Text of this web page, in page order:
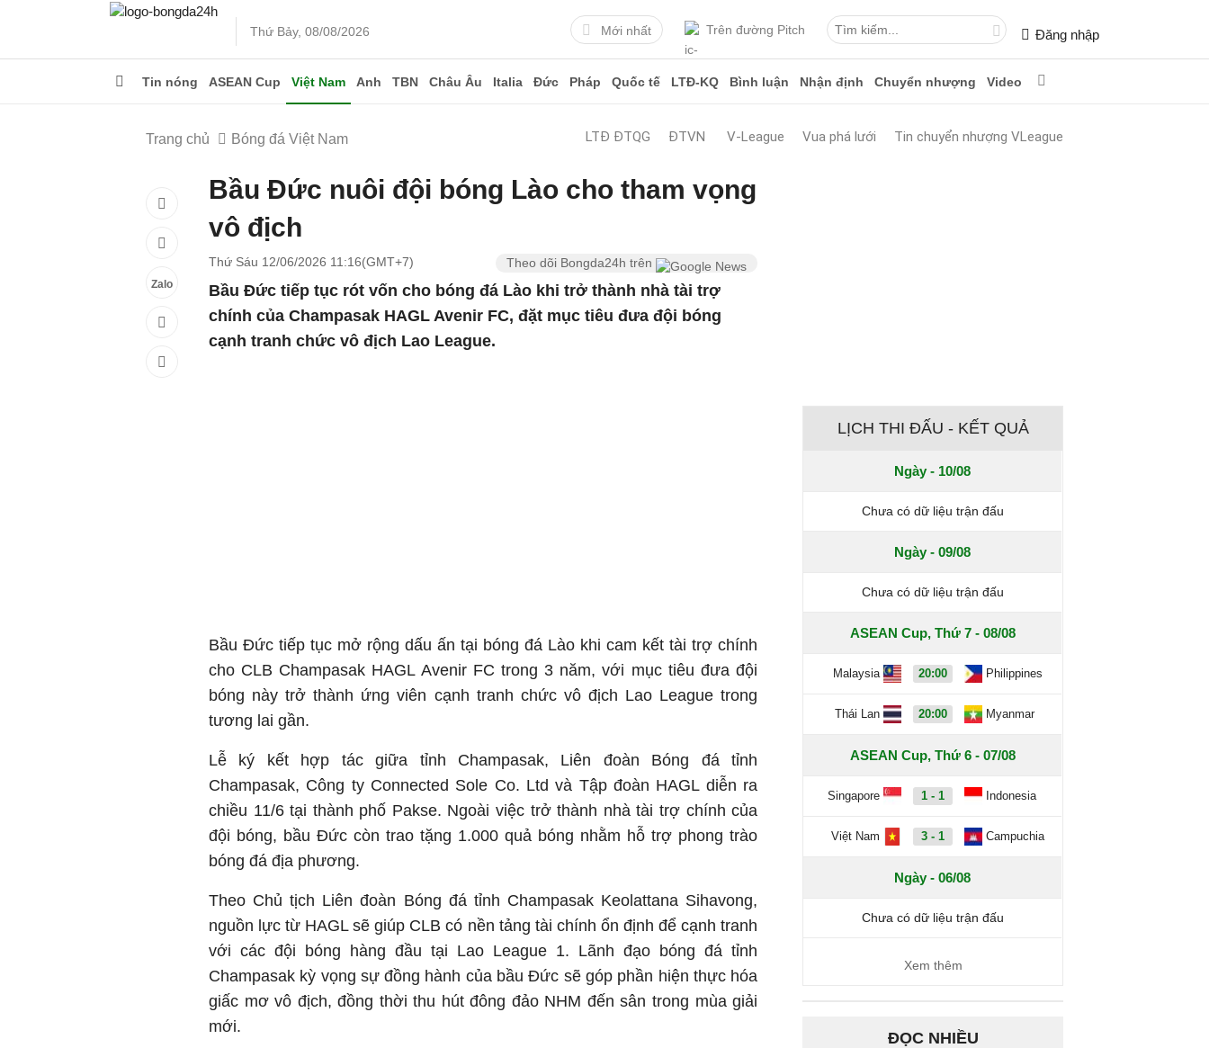
Thứ Bảy, 08/08/2026 Mới nhất Trên đường Pitch Đăng nhập
Tin nóng ASEAN Cup Việt Nam Anh TBN Châu Âu Italia Đức Pháp Quốc tế LTĐ-KQ Bình luận Nhận định Chuyển nhượng Video
Trang chủ Bóng đá Việt Nam LTĐ ĐTQG ĐTVN V-League Vua phá lưới Tin chuyển nhượng VLeague
Zalo
Bầu Đức nuôi đội bóng Lào cho tham vọng
vô địch
Thứ Sáu 12/06/2026 11:16(GMT+7) Theo dõi Bongda24h trên
Bầu Đức tiếp tục rót vốn cho bóng đá Lào khi trở thành nhà tài trợ
chính của Champasak HAGL Avenir FC, đặt mục tiêu đưa đội bóng
cạnh tranh chức vô địch Lao League.
Bầu Đức tiếp tục mở rộng dấu ấn tại bóng đá Lào khi cam kết tài trợ chính
cho CLB Champasak HAGL Avenir FC trong 3 năm, với mục tiêu đưa đội
bóng này trở thành ứng viên cạnh tranh chức vô địch Lao League trong
tương lai gần.
Lễ ký kết hợp tác giữa tỉnh Champasak, Liên đoàn Bóng đá tỉnh
Champasak, Công ty Connected Sole Co. Ltd và Tập đoàn HAGL diễn ra
chiều 11/6 tại thành phố Pakse. Ngoài việc trở thành nhà tài trợ chính của
đội bóng, bầu Đức còn trao tặng 1.000 quả bóng nhằm hỗ trợ phong trào
bóng đá địa phương.
Theo Chủ tịch Liên đoàn Bóng đá tỉnh Champasak Keolattana Sihavong,
nguồn lực từ HAGL sẽ giúp CLB có nền tảng tài chính ổn định để cạnh tranh
với các đội bóng hàng đầu tại Lao League 1. Lãnh đạo bóng đá tỉnh
Champasak kỳ vọng sự đồng hành của bầu Đức sẽ góp phần hiện thực hóa
giấc mơ vô địch, đồng thời thu hút đông đảo NHM đến sân trong mùa giải
mới.
LỊCH THI ĐẤU - KẾT QUẢ
Ngày - 10/08
Chưa có dữ liệu trận đấu
Ngày - 09/08
Chưa có dữ liệu trận đấu
ASEAN Cup, Thứ 7 - 08/08
Malaysia 20:00 Philippines
Thái Lan 20:00 Myanmar
ASEAN Cup, Thứ 6 - 07/08
Singapore 1 - 1 Indonesia
Việt Nam 3 - 1 Campuchia
Ngày - 06/08
Chưa có dữ liệu trận đấu
Xem thêm
ĐỌC NHIỀU